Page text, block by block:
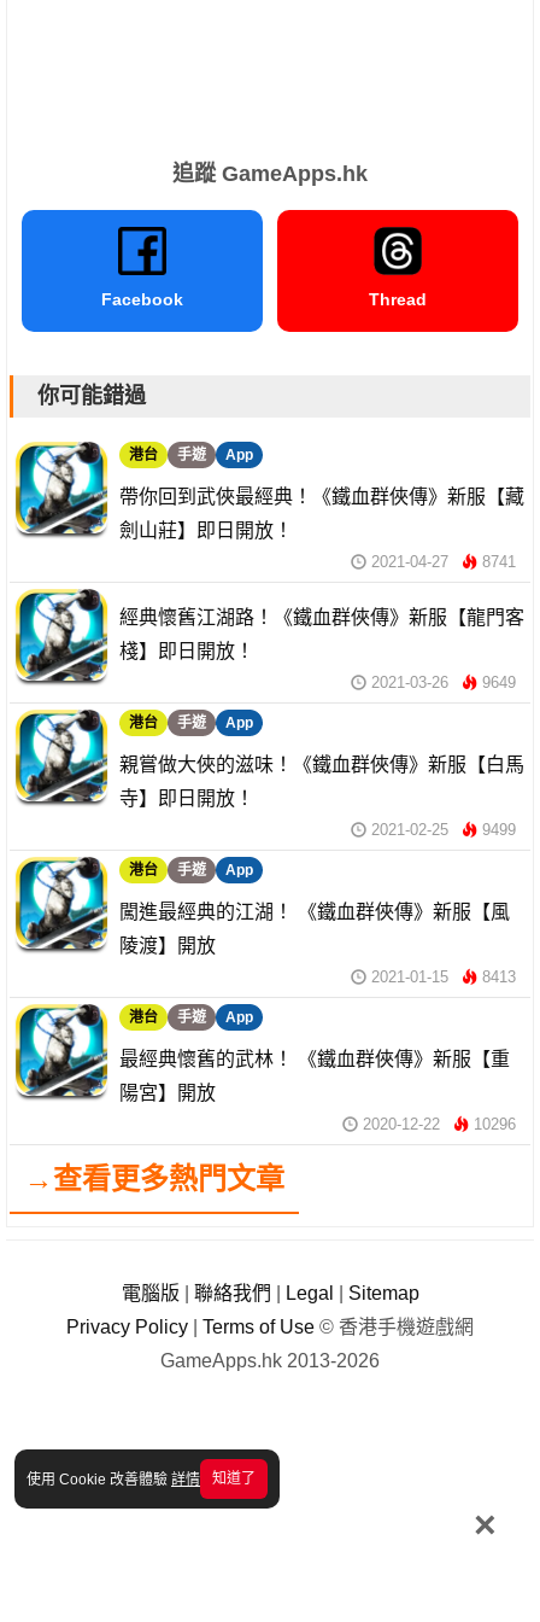
使用 Cookie 改善體驗 詳情 知道了
×
追蹤 GameApps.hk
Facebook Thread
你可能錯過
港台 手遊 App
帶你回到武俠最經典！《鐵血群俠傳》新服【藏
劍山莊】即日開放！
2021-04-27 8741
經典懷舊江湖路！《鐵血群俠傳》新服【龍門客
棧】即日開放！
2021-03-26 9649
港台 手遊 App
親嘗做大俠的滋味！《鐵血群俠傳》新服【白馬
寺】即日開放！
2021-02-25 9499
港台 手遊 App
闖進最經典的江湖！ 《鐵血群俠傳》新服【風
陵渡】開放
2021-01-15 8413
港台 手遊 App
最經典懷舊的武林！ 《鐵血群俠傳》新服【重
陽宮】開放
2020-12-22 10296
→查看更多熱門文章
電腦版 聯絡我們 Legal
Sitemap
Privacy Policy
Terms of Use © 香港手機遊戲網
GameApps.hk 2013-2026